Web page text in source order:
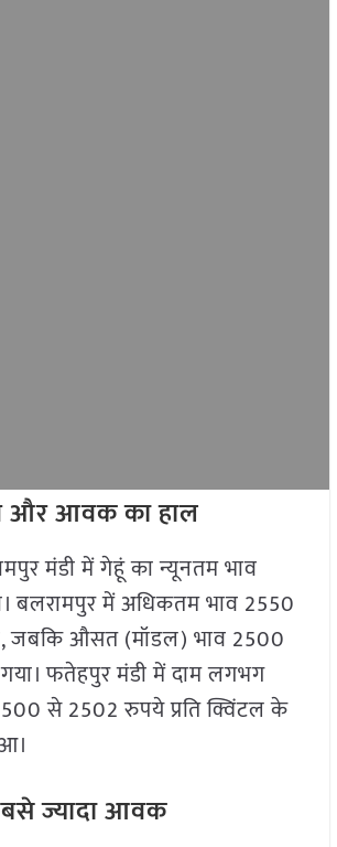
और आवक का हाल
मंडी में गेहूं का न्यूनतम भाव
बलरामपुर में अधिकतम भाव 2550
जबकि औसत (मॉडल) भाव 2500
फतेहपुर मंडी में दाम लगभग
से 2502 रुपये प्रति क्विंटल के
ज्यादा आवक